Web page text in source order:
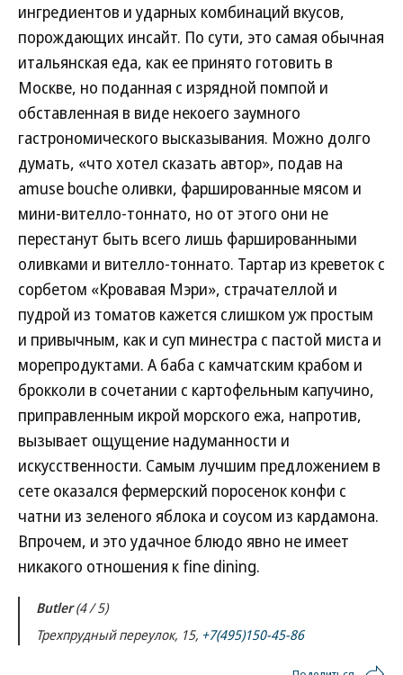
ингредиентов и ударных комбинаций вкусов,
порождающих инсайт. По сути, это самая обычная
итальянская еда, как ее принято готовить в
Москве, но поданная с изрядной помпой и
обставленная в виде некоего заумного
гастрономического высказывания. Можно долго
думать, «что хотел сказать автор», подав на
amuse bouche оливки, фаршированные мясом и
мини-вителло-тоннато, но от этого они не
перестанут быть всего лишь фаршированными
оливками и вителло-тоннато. Тартар из креветок с
сорбетом «Кровавая Мэри», страчателлой и
пудрой из томатов кажется слишком уж простым
и привычным, как и суп минестра с пастой миста и
морепродуктами. А баба с камчатским крабом и
брокколи в сочетании с картофельным капучино,
приправленным икрой морского ежа, напротив,
вызывает ощущение надуманности и
искусственности. Самым лучшим предложением в
сете оказался фермерский поросенок конфи с
чатни из зеленого яблока и соусом из кардамона.
Впрочем, и это удачное блюдо явно не имеет
никакого отношения к fine dining.
Butler(4 / 5)
Трехпрудный переулок, 15, +7(495)150-45-86